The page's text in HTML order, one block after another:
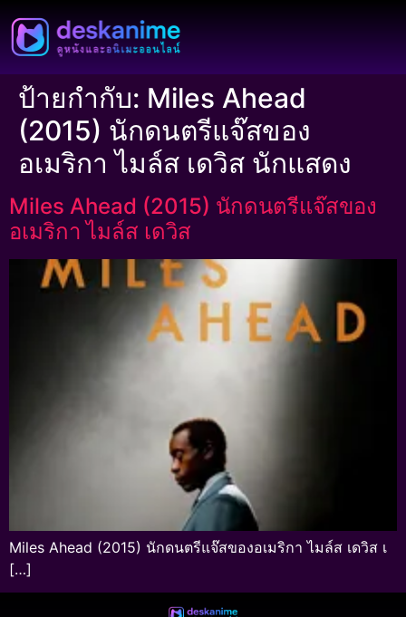
ป้ายกำกับ: Miles Ahead
(2015) นักดนตรีแจ๊สของ
อเมริกา ไมล์ส เดวิส นักแสดง
Miles Ahead (2015) นักดนตรีแจ๊สของ
อเมริกา ไมล์ส เดวิส
Miles Ahead (2015) นักดนตรีแจ๊สของอเมริกา ไมล์ส เดวิส เ
[…]